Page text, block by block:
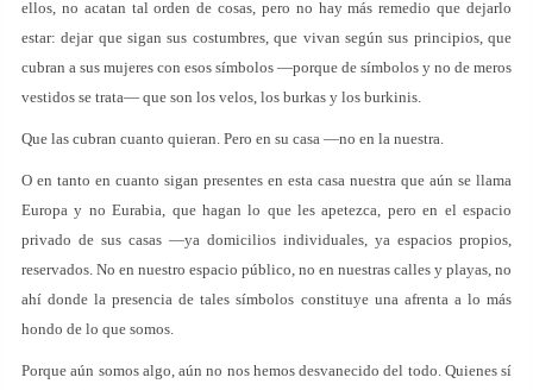
ellos, no acatan tal orden de cosas, pero no hay más remedio que dejarlo
estar: dejar que sigan sus costumbres, que vivan según sus principios, que
cubran a sus mujeres con esos símbolos —porque de símbolos y no de meros
vestidos se trata— que son los velos, los burkas y los burkinis.
Que las cubran cuanto quieran. Pero en su casa —no en la nuestra.
O en tanto en cuanto sigan presentes en esta casa nuestra que aún se llama
Europa y no Eurabia, que hagan lo que les apetezca, pero en el espacio
privado de sus casas —ya domicilios individuales, ya espacios propios,
reservados. No en nuestro espacio público, no en nuestras calles y playas, no
ahí donde la presencia de tales símbolos constituye una afrenta a lo más
hondo de lo que somos.
Porque aún somos algo, aún no nos hemos desvanecido del todo. Quienes sí